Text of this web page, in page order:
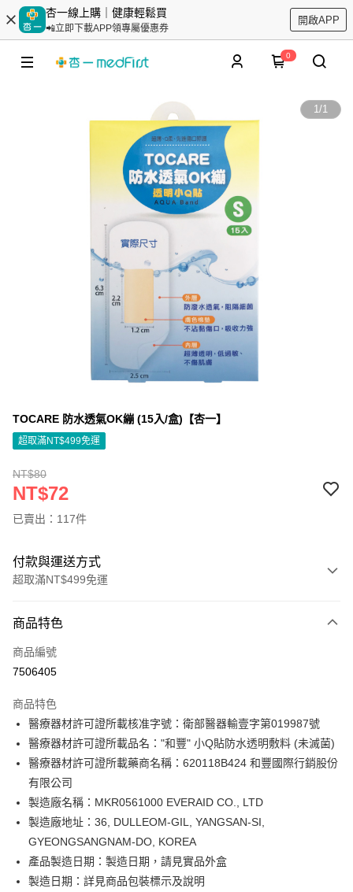
杏一線上購｜健康輕鬆買
📲立即下載APP領專屬優惠券
開啟APP
0
1/1
TOCARE 防水透氣OK繃 (15入/盒)【杏一】
超取滿NT$499免運
NT$80
NT$72
已賣出：117件
付款與運送方式
超取滿NT$499免運
信用卡一次付款
信用卡分期付款
合作金庫商業銀行
華南商業銀行
彰化商業銀行
上海商業儲蓄銀行
台北富邦商業銀行
國泰世華商業銀行
兆豐國際商業銀行
臺灣中小企業銀行
匯豐（台灣）商業銀行
聯邦商業銀行
遠東國際商業銀行
元大商業銀行
永豐商業銀行
玉山商業銀行
星展（台灣）商業銀行
台新國際商業銀行
中國信託商業銀行
台灣樂天信用卡公司
6 期 0 利率 每期
華南商業銀行
彰化商業銀行
上海商業儲蓄銀行
台北富邦商業銀行
國泰世華商業銀行
臺灣中小企業銀行
台中商業銀行
匯豐（台灣）商業銀行
華泰商業銀行
玉山商業銀行
星展（台灣）商業銀行
台新國際商業銀行
中國信託商業銀行
LINE Pay
Apple Pay
街口支付
悠遊付
Google Pay
全盈+PAY
商品特色
商品編號
7506405
商品特色
醫療器材許可證所載核准字號：衛部醫器輸壹字第019987號
醫療器材許可證所載品名："和豐" 小Q貼防水透明敷料 (未滅菌)
醫療器材許可證所載藥商名稱：620118B424 和豐國際行銷股份
有限公司
製造廠名稱：MKR0561000 EVERAID CO., LTD
製造廠地址：36, DULLEOM-GIL, YANGSAN-SI,
GYEONGSANGNAM-DO, KOREA
產品製造日期：製造日期，請見實品外盒
製造日期：詳見商品包裝標示及說明